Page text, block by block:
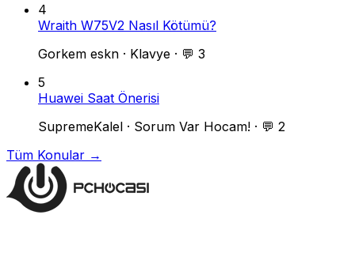
4
Wraith W75V2 Nasıl Kötümü?
Gorkem eskn · Klavye · 💬 3
5
Huawei Saat Önerisi
SupremeKalel · Sorum Var Hocam! · 💬 2
Tüm Konular →